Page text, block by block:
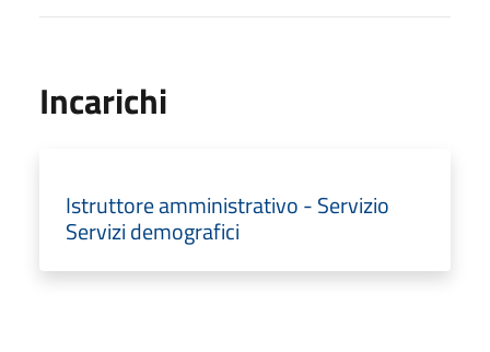
Incarichi
Istruttore amministrativo - Servizio
Servizi demografici